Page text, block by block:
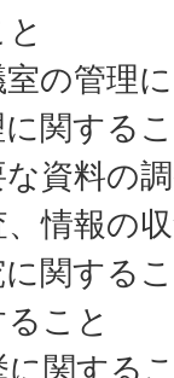
の管理
関する
資料の
情報の
関する
こと
関する